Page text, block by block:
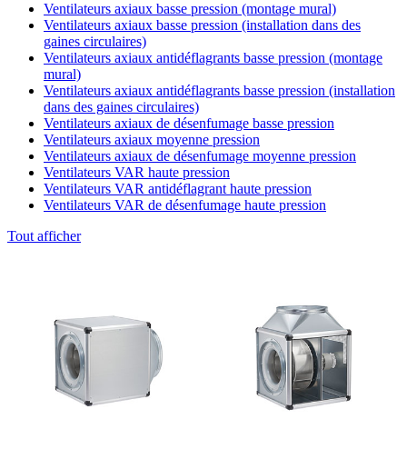
Ventilateurs axiaux basse pression (montage mural)
Ventilateurs axiaux basse pression (installation dans des
gaines circulaires)
Ventilateurs axiaux antidéflagrants basse pression (montage
mural)
Ventilateurs axiaux antidéflagrants basse pression (installation
dans des gaines circulaires)
Ventilateurs axiaux de désenfumage basse pression
Ventilateurs axiaux moyenne pression
Ventilateurs axiaux de désenfumage moyenne pression
Ventilateurs VAR haute pression
Ventilateurs VAR antidéflagrant haute pression
Ventilateurs VAR de désenfumage haute pression
Tout afficher